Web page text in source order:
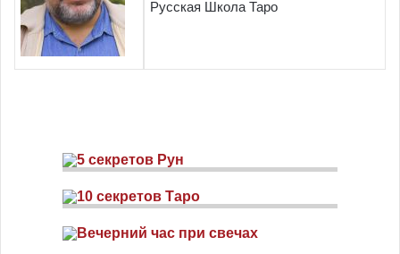
Русская Школа Таро